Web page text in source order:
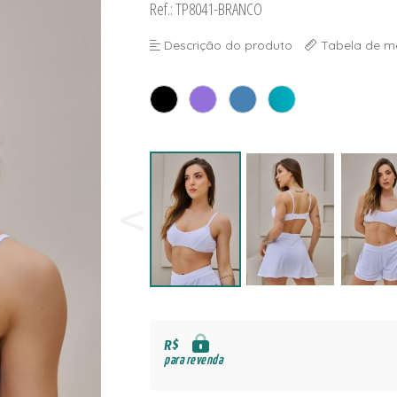
Ref.: TP8041-BRANCO
Descrição do produto Tabela de
R$
para revenda